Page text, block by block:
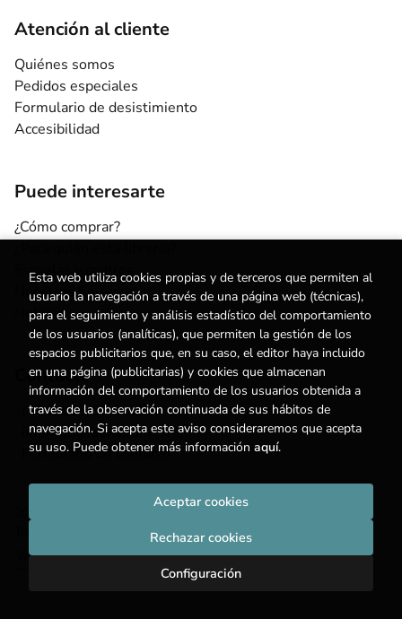
Atención al cliente
Quiénes somos
Pedidos especiales
Formulario de desistimiento
Accesibilidad
Puede interesarte
¿Cómo comprar?
Escuelas y centros
Nuestros Servicios
Noticias
Contacto
(+34) 615 55 96 54
info@degestalt.com
Formulario de contacto
. Todos los Derechos Reservados |
Esta web utiliza cookies propias y de terceros que permiten al
usuario la navegación a través de una página web (técnicas),
para el seguimiento y análisis estadístico del comportamiento
de los usuarios (analíticas), que permiten la gestión de los
espacios publicitarios que, en su caso, el editor haya incluido
en una página (publicitarias) y cookies que almacenan
información del comportamiento de los usuarios obtenida a
través de la observación continuada de sus hábitos de
navegación. Si acepta este aviso consideraremos que acepta
su uso. Puede obtener más información aquí.
Configuración
Rechazar cookies
Aceptar cookies